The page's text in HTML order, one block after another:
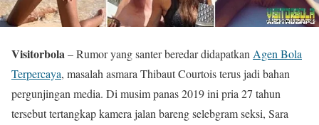
Visitorbola– Rumor yang santer beredar didapatkanAgen Bola
Terpercaya, masalah asmara Thibaut Courtois terus jadi bahan
pergunjingan media. Di musim panas 2019 ini pria 27 tahun
tersebut tertangkap kamera jalan bareng selebgram seksi, Sara